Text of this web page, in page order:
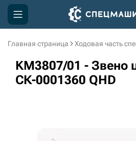
Главная страница Ходовая часть
KM3807/01 - Звено
СК-0001360 QHD
Компания
Акции